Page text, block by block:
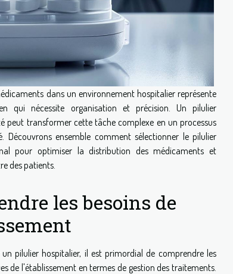
dans un environnement hospitalier représente
qui nécessite organisation et précision. Un pilulier
peut transformer cette tâche complexe en un processus
Découvrons ensemble comment sélectionner le pilulier
pour optimiser la distribution des médicaments et
des patients.
les besoins de
pilulier hospitalier, il est primordial de comprendre les
de l'établissement en termes de gestion des traitements.